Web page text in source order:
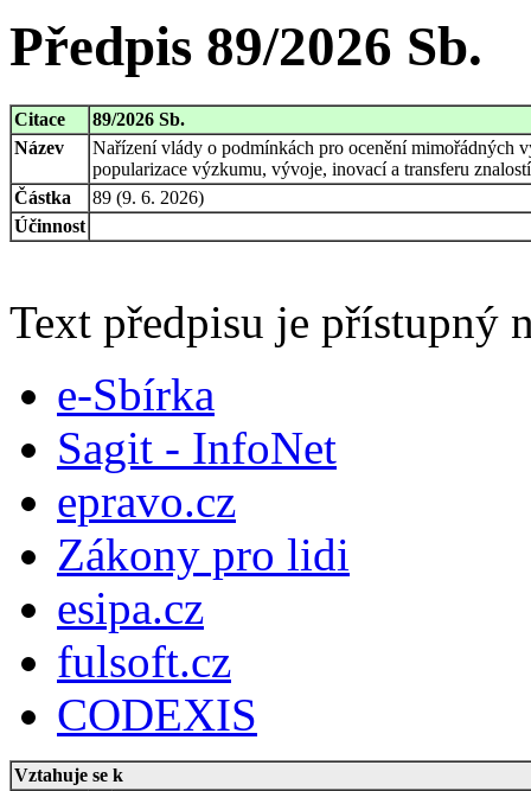
Předpis 89/2026 Sb.
Citace
89/2026 Sb.
Název
Nařízení vlády o podmínkách pro ocenění mimořádných
popularizace výzkumu, vývoje, inovací a transferu znalostí
Částka
89 (9. 6. 2026)
Účinnost
Text předpisu je přístupný
e-Sbírka
Sagit - InfoNet
epravo.cz
Zákony pro lidi
esipa.cz
fulsoft.cz
CODEXIS
Vztahuje se k